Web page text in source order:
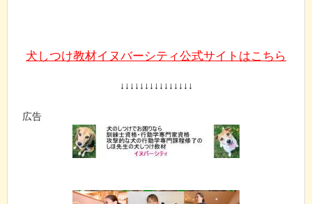
犬しつけ教材イヌバーシティ公式サイトはこちら
↓↓↓↓↓↓↓↓↓↓↓↓↓↓↓
広告